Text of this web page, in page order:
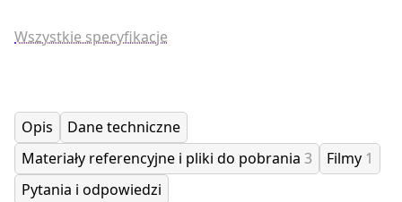
Wszystkie specyfikacje
Opis
Dane techniczne
Materiały referencyjne i pliki do pobrania 3 Filmy 1
Pytania i odpowiedzi